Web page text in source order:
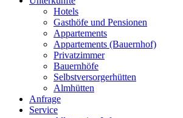
Hotels
Gasthöfe und Pensionen
Appartements
Appartements (Bauernhof)
Privatzimmer
Bauernhöfe
Selbstversorgerhütten
Almhütten
Anfrage
Service